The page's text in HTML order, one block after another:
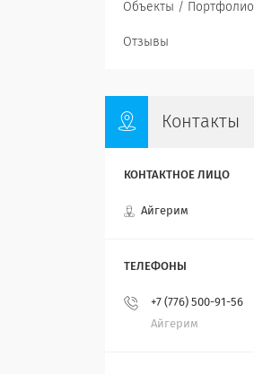
Объекты / Портфолио
Отзывы
Контакты
Айгерим
+7 (776) 500-91-56
Айгерим